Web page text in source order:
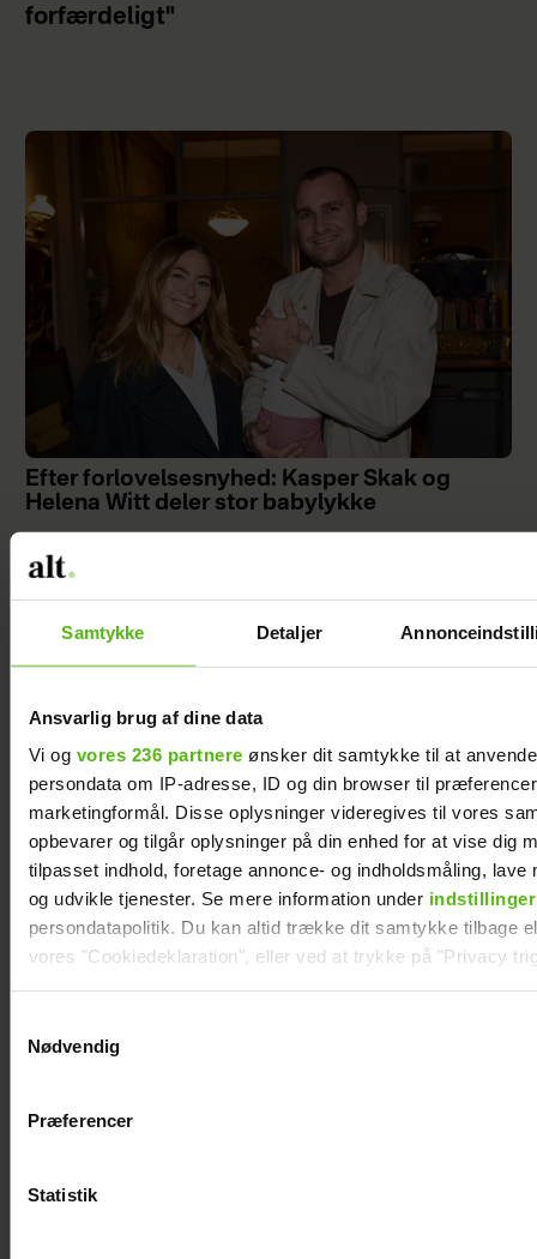
Samtykke Detaljer
Ansvarlig brug af dine data
Vi og vores 236 partnere ønsker dit samtykke til at
persondata om IP-adresse, ID og din browser til
marketingformål. Disse oplysninger videregives til vores
opbevarer og tilgår oplysninger på din enhed for at vise dig
tilpasset indhold, foretage annonce- og indholdsmåling, lave
og udvikle tjenester. Se mere information under indstillinger
persondatapolitik. Du kan altid trække dit samtykke tilbage
vores "Cookiedeklaration", eller ved at trykke på "Privacy
Vi anvender egne cookies og cookies fra tredjeparter til at
generere statistik og huske dine præferencer samt til brug
Nødvendig
Præferencer
Statistik
forfærdeligt"
Efter forlovelsesnyhed: Kasper Skak og
Helena Witt deler stor babylykke
TV 2-profilen Stefan Jepsen ramt af
nyresvigt